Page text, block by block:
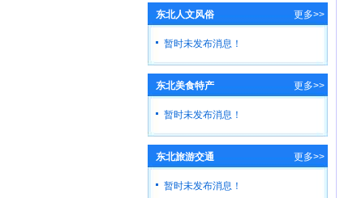
东北人文风俗 更多>>
暂时未发布消息！
东北美食特产 更多>>
暂时未发布消息！
东北旅游交通 更多>>
暂时未发布消息！